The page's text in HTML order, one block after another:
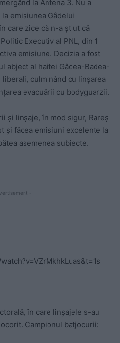
la Antena 3. Nu a
emisiunea Gâdelui
care zice că n-a știut că
Executiv al PNL, din 1
emisiune. Decizia a fost
abject al haitei Gâdea-Badea-
culminând cu linșarea
evacuării cu bodyguarzii.
și linșaje, în mod sigur, Rareș
și făcea emisiuni excelente la
asemenea subiecte.
-
în care linșajele s-au
Campionul batjocurii: